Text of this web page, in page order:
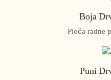
Boja
Ploča radne
Puni